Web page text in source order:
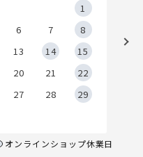
1
6 7
8
13 14
15
20 21
22
27 28
29
オンラインショップ休業日